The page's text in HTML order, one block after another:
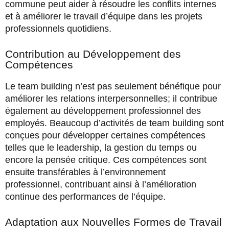
commune peut aider à résoudre les conflits internes
et à améliorer le travail d’équipe dans les projets
professionnels quotidiens.
Contribution au Développement des
Compétences
Le team building n’est pas seulement bénéfique pour
améliorer les relations interpersonnelles; il contribue
également au développement professionnel des
employés. Beaucoup d’activités de team building sont
conçues pour développer certaines compétences
telles que le leadership, la gestion du temps ou
encore la pensée critique. Ces compétences sont
ensuite transférables à l’environnement
professionnel, contribuant ainsi à l’amélioration
continue des performances de l’équipe.
Adaptation aux Nouvelles Formes de Travail